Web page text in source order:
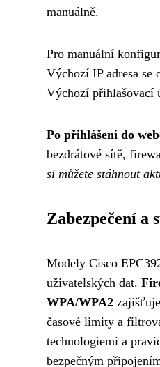
manuálně.
Pro manuální
Výchozí IP adresa se
Výchozí přihlašovací
Po přihlášení do
bezdrátové sítě,
si můžete stáhnout
Zabezpečení a
Modely Cisco
uživatelských dat.
WPA/WPA2
časové limity a
technologiemi a
bezpečným